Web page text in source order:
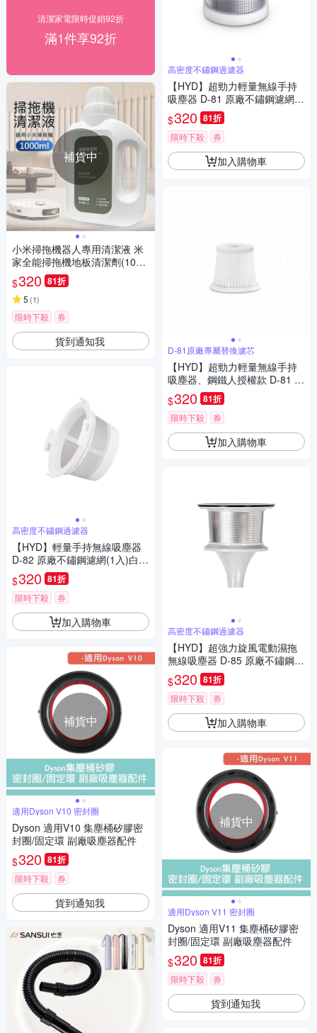
清潔家電限時促銷92折
滿1件享92折
補貨中
小米掃拖機器人專用清潔液 米
家全能掃拖機地板清潔劑(1000
ml /副廠)
$320 81折
5 (1)
限時下殺 券
貨到通知我
高密度不鏽鋼過濾器
【HYD】輕量手持無線吸塵器
D-82 原廠不鏽鋼濾網(1入)白
色/粉色/綠色
$320 81折
限時下殺 券
加入購物車
補貨中
適用Dyson V10 密封圈
Dyson 適用V10 集塵桶矽膠密
封圈/固定環 副廠吸塵器配件
$320 81折
限時下殺 券
貨到通知我
高密度不鏽鋼過濾器
【HYD】超勁力輕量無線手持
吸塵器 D-81 原廠不鏽鋼濾網(1
入)白/黑 D-81-002
$320 81折
限時下殺 券
加入購物車
D-81原廠專屬替換濾芯
【HYD】超勁力輕量無線手持
吸塵器、鋼鐵人授權款 D-81 通
用原廠HEPA濾網(1入)
$320 81折
限時下殺 券
加入購物車
高密度不鏽鋼過濾器
【HYD】超強力旋風電動濕拖
無線吸塵器 D-85 原廠不鏽鋼濾
網(1入) D-85-002
$320 81折
限時下殺 券
加入購物車
補貨中
適用Dyson V11 密封圈
Dyson 適用V11 集塵桶矽膠密
封圈/固定環 副廠吸塵器配件
$320 81折
限時下殺 券
貨到通知我